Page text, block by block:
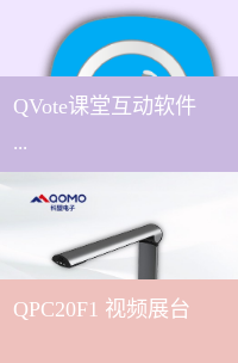
QVote课堂互动软件
...
下载QVote授课软件课堂互
动的质量直接影响教学效
果与学生参与度。作为
QPC20F1 视频展台